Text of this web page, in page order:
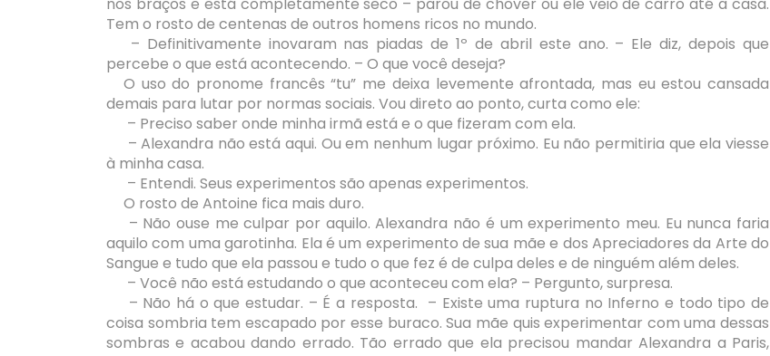
Tem o rosto de centenas de outros homens ricos no mundo.
– Definitivamente inovaram nas piadas de 1º de abril este ano. – Ele diz, depois que
percebe o que está acontecendo. – O que você deseja?
O uso do pronome francês “tu” me deixa levemente afrontada, mas eu estou cansada
demais para lutar por normas sociais. Vou direto ao ponto, curta como ele:
– Preciso saber onde minha irmã está e o que fizeram com ela.
– Alexandra não está aqui. Ou em nenhum lugar próximo. Eu não permitiria que ela viesse
à minha casa.
– Entendi. Seus experimentos são apenas experimentos.
O rosto de Antoine fica mais duro.
– Não ouse me culpar por aquilo. Alexandra não é um experimento meu. Eu nunca faria
aquilo com uma garotinha. Ela é um experimento de sua mãe e dos Apreciadores da Arte do
Sangue e tudo que ela passou e tudo o que fez é de culpa deles e de ninguém além deles.
– Você não está estudando o que aconteceu com ela? – Pergunto, surpresa.
– Não há o que estudar. – É a resposta. – Existe uma ruptura no Inferno e todo tipo de
coisa sombria tem escapado por esse buraco. Sua mãe quis experimentar com uma dessas
sombras e acabou dando errado. Tão errado que ela precisou mandar Alexandra a Paris,